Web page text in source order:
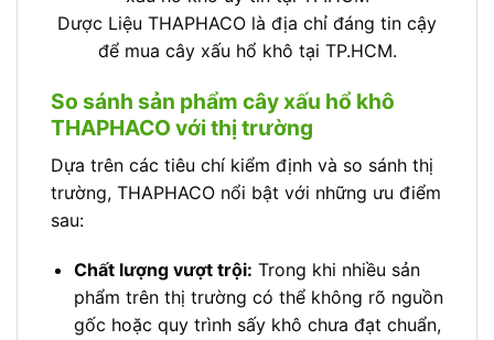
Dược Liệu THAPHACO là địa chỉ đáng tin cậy
để mua cây xấu hổ khô tại TP.HCM.
So sánh sản phẩm cây xấu hổ khô
THAPHACO với thị trường
Dựa trên các tiêu chí kiểm định và so sánh thị
trường, THAPHACO nổi bật với những ưu điểm
sau:
Chất lượng vượt trội: Trong khi nhiều sản
phẩm trên thị trường có thể không rõ nguồn
gốc hoặc quy trình sấy khô chưa đạt chuẩn,